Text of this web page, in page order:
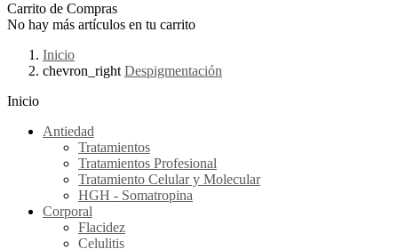
Carrito de Compras
No hay más artículos en tu carrito
Inicio
chevron_right Despigmentación
Inicio
Antiedad
Tratamientos
Tratamientos Profesional
Tratamiento Celular y Molecular
HGH - Somatropina
Corporal
Flacidez
Celulitis